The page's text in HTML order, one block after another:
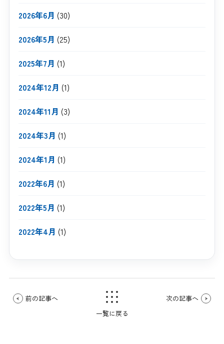
2026年6月 (30)
2026年5月 (25)
2025年7月 (1)
2024年12月 (1)
2024年11月 (3)
2024年3月 (1)
2024年1月 (1)
2022年6月 (1)
2022年5月 (1)
2022年4月 (1)
前の記事へ
一覧に戻る
次の記事へ